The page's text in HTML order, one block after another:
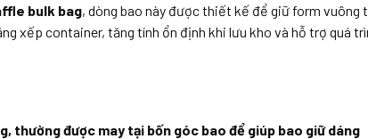
bulk bag, dòng bao này được thiết kế để giữ form vuông
xếp container, tăng tính ổn định khi lưu kho và hỗ trợ quá
thường được may tại bốn góc bao để giúp bao giữ dáng